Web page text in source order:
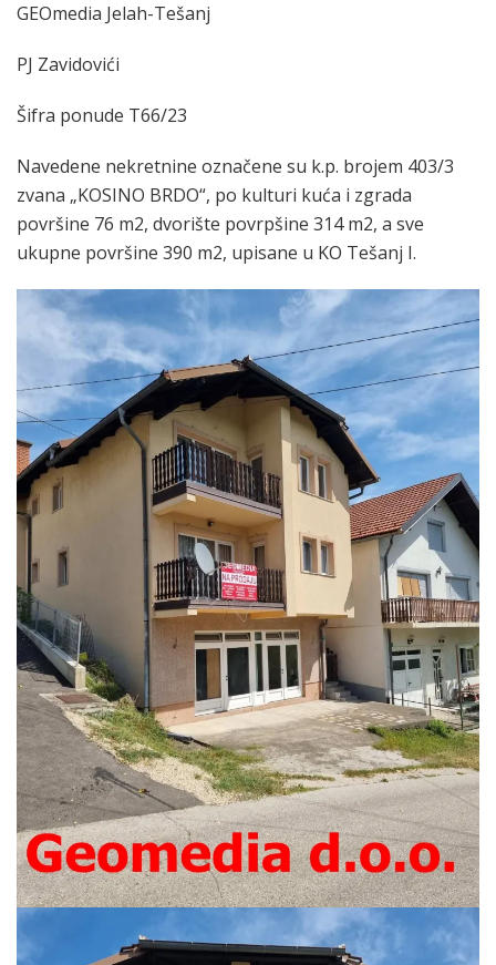
GEOmedia Jelah-Tešanj
PJ Zavidovići
Šifra ponude T66/23
Navedene nekretnine označene su k.p. brojem 403/3
zvana „KOSINO BRDO“, po kulturi kuća i zgrada
površine 76 m2, dvorište povrpšine 314 m2, a sve
ukupne površine 390 m2, upisane u KO Tešanj I.